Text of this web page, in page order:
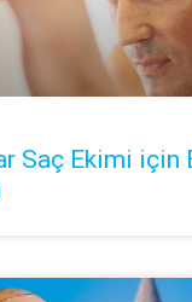
Saç Ekimi için